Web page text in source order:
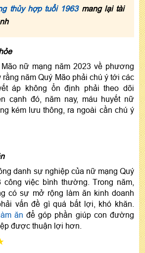
thủy hợp tuổi 1963mang lại tài
nữ mạng năm 2023 về phương
năm Quý Mão phải chú ý tới các
áp không ổn định phải theo dõi
cạnh đó, năm nay, máu huyết nữ
kém lưu thông, ra ngoài cần chú ý
danh sự nghiệp của nữ mạng Quý
công việc bình thường. Trong năm,
có sự mở rộng làm ăn kinh doanh
vấn đề gì quá bất lợi, khó khăn.
ăn để góp phần giúp con đường
được thuận lợi hơn.